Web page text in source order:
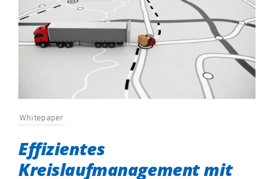
Whitepaper
Effizientes
Kreislaufmanagement mit